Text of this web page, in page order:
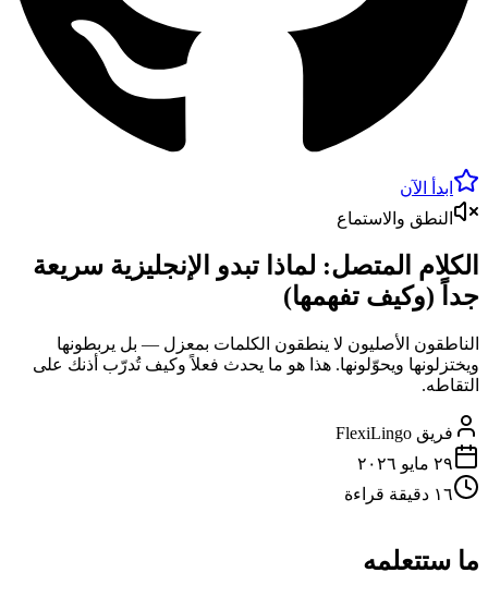
ابدأ الآن
النطق والاستماع
الكلام المتصل: لماذا تبدو الإنجليزية سريعة
جداً (وكيف تفهمها)
الناطقون الأصليون لا ينطقون الكلمات بمعزل — بل يربطونها
ويختزلونها ويحوّلونها. هذا هو ما يحدث فعلاً وكيف تُدرّب أذنك على
التقاطه.
فريق FlexiLingo
٢٩ مايو ٢٠٢٦
١٦ دقيقة قراءة
ما ستتعلمه